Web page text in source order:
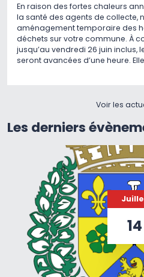
En raison des fortes chaleurs
la santé des agents de collecte,
aménagement temporaire des
déchets sur votre commune. À
jusqu’au vendredi 26 juin inclus,
seront avancées d’une heure.
Voir les
Les derniers
14